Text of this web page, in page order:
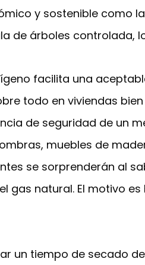
y sostenible como
de árboles controlada,
facilita una
todo en viviendas
de seguridad de un
muebles de
se sorprenderán al
gas natural. El motivo
un tiempo de secado